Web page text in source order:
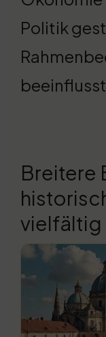
Politik
Breitere
vielfältig